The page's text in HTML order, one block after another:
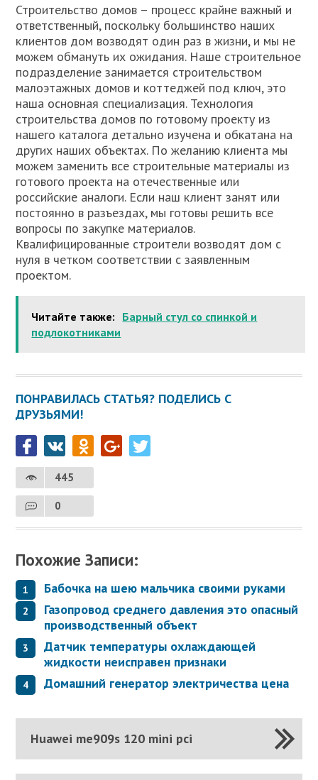
Строительство домов – процесс крайне важный и
ответственный, поскольку большинство наших
клиентов дом возводят один раз в жизни, и мы не
можем обмануть их ожидания. Наше строительное
подразделение занимается строительством
малоэтажных домов и коттеджей под ключ, это
наша основная специализация. Технология
строительства домов по готовому проекту из
нашего каталога детально изучена и обкатана на
других наших объектах. По желанию клиента мы
можем заменить все строительные материалы из
готового проекта на отечественные или
российские аналоги. Если наш клиент занят или
постоянно в разъездах, мы готовы решить все
вопросы по закупке материалов.
Квалифицированные строители возводят дом с
нуля в четком соответствии с заявленным
проектом.
Читайте также: Барный стул со спинкой и
подлокотниками
ПОНРАВИЛАСЬ СТАТЬЯ? ПОДЕЛИСЬ С
ДРУЗЬЯМИ!
445
0
Похожие Записи:
Бабочка на шею мальчика своими руками
Газопровод среднего давления это опасный
производственный объект
Датчик температуры охлаждающей
жидкости неисправен признаки
Домашний генератор электричества цена
Huawei me909s 120 mini pci